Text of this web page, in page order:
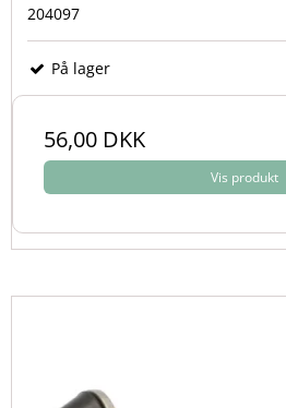
204097
På lager
56,00 DKK
Vis produkt